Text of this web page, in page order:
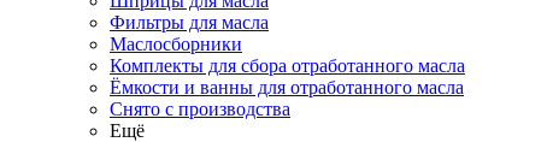
Фильтры для масла
Маслосборники
Комплекты для сбора отработанного масла
Ёмкости и ванны для отработанного масла
Снято с производства
Ещё